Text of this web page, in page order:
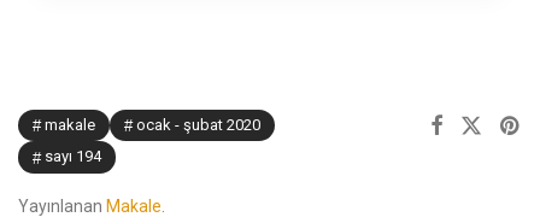
makale
ocak - şubat 2020
sayı 194
Yayınlanan Makale